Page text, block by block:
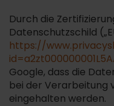
Durch die
Datenschutzschild
https://
Google, dass die
bei der Verarbeitung
eingehalten werden.